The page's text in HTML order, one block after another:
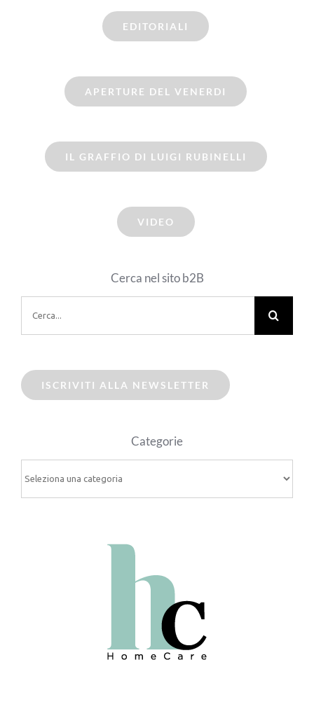
EDITORIALI
APERTURE DEL VENERDI
IL GRAFFIO DI LUIGI RUBINELLI
VIDEO
Cerca nel sito b2B
per:
ISCRIVITI ALLA NEWSLETTER
Categorie